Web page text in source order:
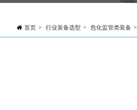
首页 > 行业装备选型 > 危化监管类装备 >